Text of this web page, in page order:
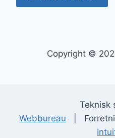
Copyright ©
Teknisk
Webbureau |